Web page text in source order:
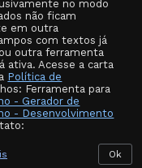
no modo
não ficam
em outra
com textos já
outra ferramenta
ativa. Acesse a carta
Política de
Ferramenta para
- Gerador de
- Desenvolvimento
Ok